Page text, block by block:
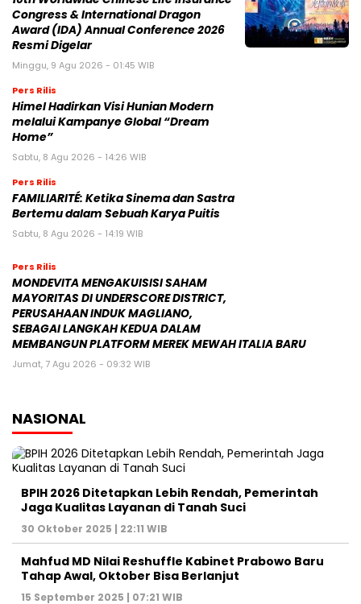
BPIH 2026 Ditetapkan Lebih Rendah, Pemerintah
Jaga Kualitas Layanan di Tanah Suci
30 Oktober 2025 | 22:11 WIB
Mahfud MD Nilai Reshuffle Kabinet Prabowo Baru
Tahap Awal, Oktober Bisa Berlanjut
15 September 2025 | 07:21 WIB
Reshuffle Kabinet Prabowo: 3 Nama Hilang, Istana
Tegaskan Pilihan Bukan Karena Politik
9 September 2025 | 14:55 WIB
POLITIK
Kasus Kuota Haji Rp1 Triliun, KPK Cegah Eks Menag
Gus Yaqut Bepergian
Forum Purnawirawan TNI Kirim Surat Pemakzulan
Gibran Rakabuming, Jokowi: Biasa dalam
Demokrasi
7 Juni 2025 | 06:47 WIB
Ketua DPR Puan Maharani Minta Pemerintah
Bubarkan Ormas Premanisme di Indonesia
26 Mei 2025 | 11:06 WIB
Prabowo Subianto dan Megawati Soekarnoputri
Absen di Sarasehan BPIP, Apa yang Sebenarnya
Terjadi?